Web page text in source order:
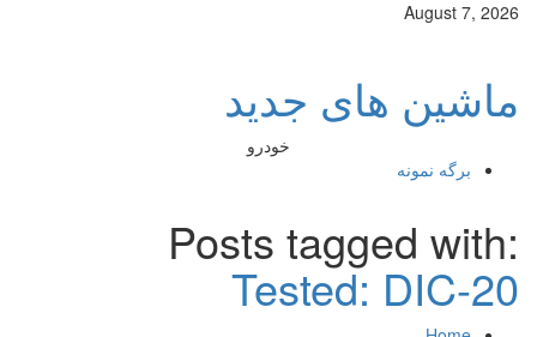
August 7, 2026
ماشین های جدید
خودرو
برگه نمونه
Posts tagged with:
Tested: DIC-20